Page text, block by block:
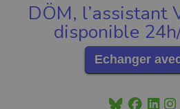
DÖM, l’assistant
disponible
Echanger